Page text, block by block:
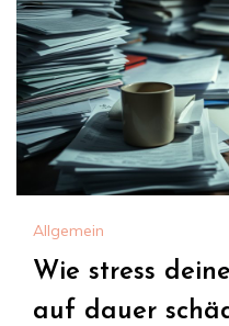
Allgemein
Wie stress
auf dauer